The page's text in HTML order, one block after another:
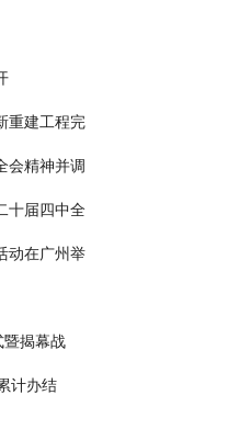
重建工程完
会精神并调
十届四中全
动在广州举
揭幕战
计办结